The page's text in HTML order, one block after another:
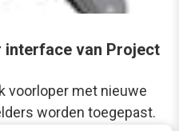
interface van Project
voorloper met nieuwe
worden toegepast.